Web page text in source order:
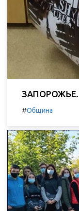
ЗАПОРОЖЬЕ.
#Община